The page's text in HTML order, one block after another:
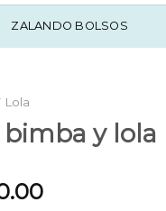
ZALANDO BOLSOS
Lola
bimba y lola